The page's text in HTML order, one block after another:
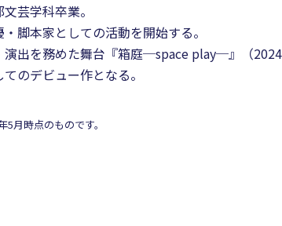
芸学科卒業。
脚本家としての活動を開始する。
出を務めた舞台『箱庭─space play─』（2024
のデビュー作となる。
月時点のものです。